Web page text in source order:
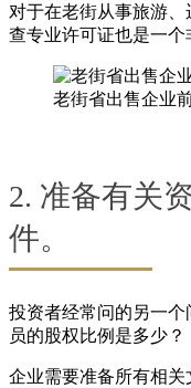
对于在老街从事旅游
查专业许可证也是一个
老街省出售企业
2. 准备有关
件。
投资者经常问的另一
员的股权比例是多少？
企业需要准备所有相